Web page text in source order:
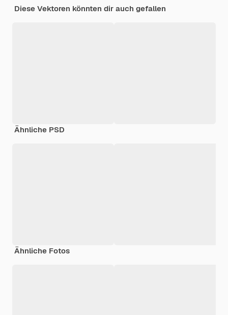
Diese Vektoren könnten dir auch gefallen
Ähnliche PSD
Ähnliche Fotos